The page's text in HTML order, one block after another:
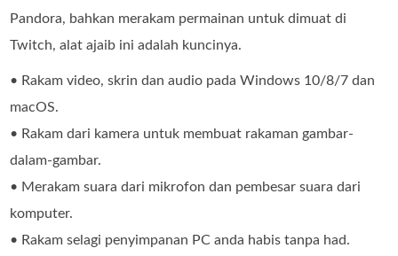
Pandora, bahkan merakam permainan untuk dimuat di
Twitch, alat ajaib ini adalah kuncinya.
• Rakam video, skrin dan audio pada Windows 10/8/7 dan
macOS.
• Rakam dari kamera untuk membuat rakaman gambar-
dalam-gambar.
• Merakam suara dari mikrofon dan pembesar suara dari
komputer.
• Rakam selagi penyimpanan PC anda habis tanpa had.